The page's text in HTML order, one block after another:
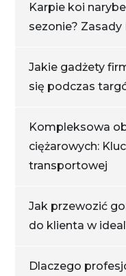
Karpie koi
sezonie?
Jakie gadżety
się podczas
Kompleksowa
ciężarowych:
transportowej
Jak przewozić
do klienta w
Dlaczego